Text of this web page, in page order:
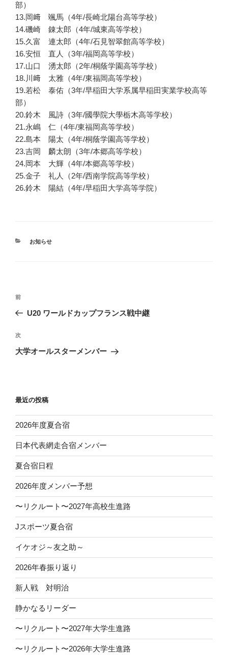
部）
13.岡﨑 颯馬（4年/長崎北陽台高等学校）
14.磯崎 錬太郎（4年/城東高等学校）
15.久富 連太郎（4年/石見智翠館高等学校）
16.安恒 直人（3年/福岡高等学校）
17.山口 湧太郎（2年/桐蔭学園高等学校）
18.川﨑 太雅（4年/東福岡高等学校）
19.若松 泰佑（3年/早稲田大学系属早稲田実業学校高等
部）
20.鈴木 風詩（3年/國學院大學栃木高等学校）
21.永嶋 仁（4年/東福岡高等学校）
22.島本 陽太（4年/桐蔭学園高等学校）
23.吉岡 麟太朗（3年/本郷高等学校）
24.岡本 大輝（4年/本郷高等学校）
25.金子 礼人（2年/西南学院高等学校）
26.鈴木 陽結（4年/早稲田大学高等学院）
カ
お知らせ
投
ビ
ゲ
ン
前
の
稿
前
U20 ワールドカップフランス戦中継
次
の
次
大学オールスターメンバー
最近の投稿
2026年度夏合宿
日本代表網走合宿メンバー
夏合宿日程
2026年度メンバー予想
〜リクルート〜2027年高校生進路
Jスポーツ夏合宿
イケオジ～友之助～
2026年春振り返り
新人戦 対明治
静かなるリーダー
〜リクルート〜2027年大学生進路
〜リクルート〜2026年大学生進路